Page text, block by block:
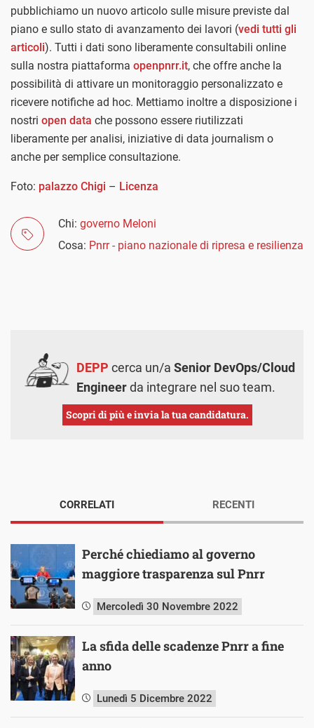
pubblichiamo un nuovo articolo sulle misure previste dal
piano e sullo stato di avanzamento dei lavori (vedi tutti gli
articoli). Tutti i dati sono liberamente consultabili online
sulla nostra piattaforma openpnrr.it, che offre anche la
possibilità di attivare un monitoraggio personalizzato e
ricevere notifiche ad hoc. Mettiamo inoltre a disposizione i
nostri open data che possono essere riutilizzati
liberamente per analisi, iniziative di data journalism o
anche per semplice consultazione.
Foto: palazzo Chigi – Licenza
Chi: governo Meloni
Cosa: Pnrr - piano nazionale di ripresa e resilienza
DEPP cerca un/a Senior DevOps/Cloud
Engineerda integrare nel suo team.
Scopri di più e invia la tua candidatura.
CORRELATI
Perché chiediamo al governo
maggiore trasparenza sul Pnrr
Mercoledì 30 Novembre 2022
La sfida delle scadenze Pnrr a fine
anno
Lunedì 5 Dicembre 2022
RECENTI